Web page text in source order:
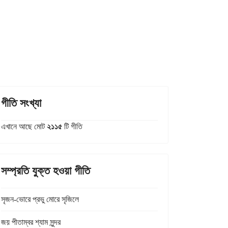
গীতি সংখ্যা
এখানে আছে মোট২১১৫ টি গীতি
সম্প্রতি যুক্ত হওয়া গীতি
সৃজন-ভোরে প্রভু মোরে সৃজিলে
জয় পীতাম্বর শ্যাম সুন্দর